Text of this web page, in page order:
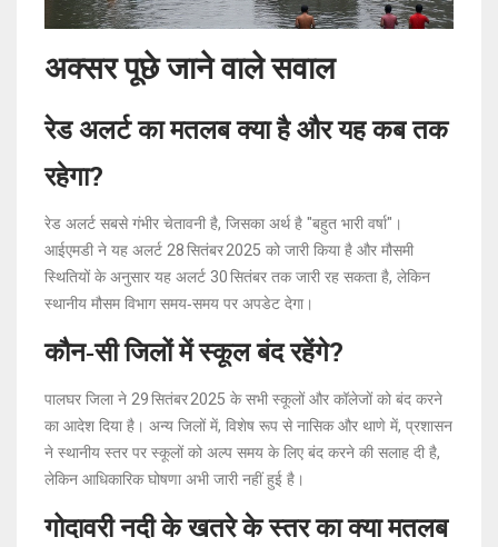
अक्सर पूछे जाने वाले सवाल
रेड अलर्ट का मतलब क्या है और यह कब तक
रहेगा?
रेड अलर्ट सबसे गंभीर चेतावनी है, जिसका अर्थ है "बहुत भारी वर्षा"।
आईएमडी ने यह अलर्ट 28 सितंबर 2025 को जारी किया है और मौसमी
स्थितियों के अनुसार यह अलर्ट 30 सितंबर तक जारी रह सकता है, लेकिन
स्थानीय मौसम विभाग समय‑समय पर अपडेट देगा।
कौन‑सी जिलों में स्कूल बंद रहेंगे?
पालघर जिला ने 29 सितंबर 2025 के सभी स्कूलों और कॉलेजों को बंद करने
का आदेश दिया है। अन्य जिलों में, विशेष रूप से नासिक और थाणे में, प्रशासन
ने स्थानीय स्तर पर स्कूलों को अल्प समय के लिए बंद करने की सलाह दी है,
लेकिन आधिकारिक घोषणा अभी जारी नहीं हुई है।
गोदावरी नदी के खतरे के स्तर का क्या मतलब